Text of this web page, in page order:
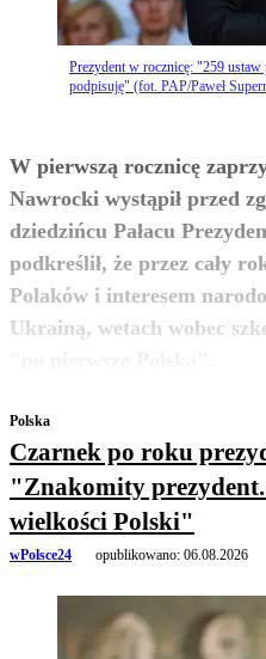
Prezydent w rocznicę: "259
podpisuję" (fot. PAP/Paweł
W pierwszą rocznicę
Nawrocki wystąpił przed
dziedzińcu Pałacu
podkreślił, że przez cały
Polaków i interesem
Ukrainą, wetach wobec
Polska
Czarnek po roku
"Znakomity
wielkości Polski"
wPolsce24 opublikowano: 06.08.2026